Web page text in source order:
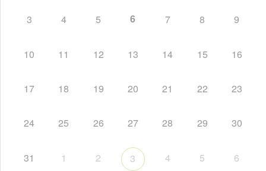
3 4 5 6 7 8 9
10 11 12 13 14 15 16
17 18 19 20 21 22 23
24 25 26 27 28 29 30
31 1 2 3 4 5 6